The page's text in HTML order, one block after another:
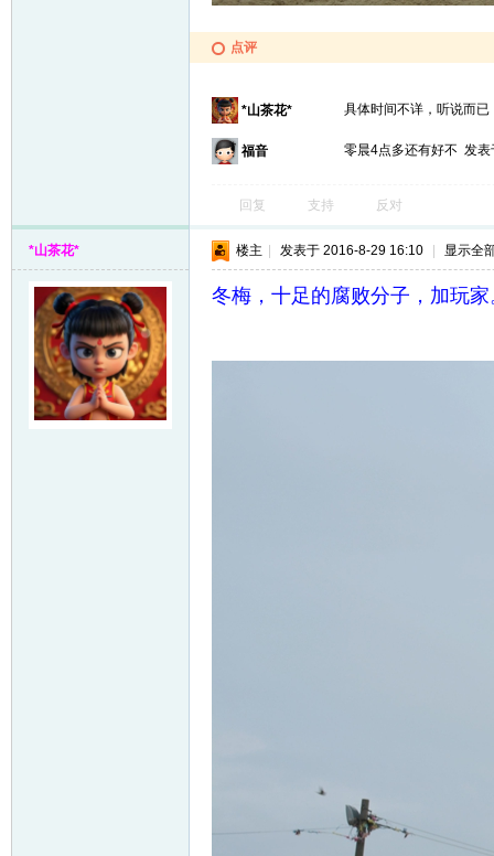
点评
*山茶花* 具体时间不详，听说而
福音 零晨4点多还有好不 发表
回复 支持 反对
*山茶花* 楼主 发表于 2016-8-29 16:10 显示全
冬梅，十足的腐败分子，加玩